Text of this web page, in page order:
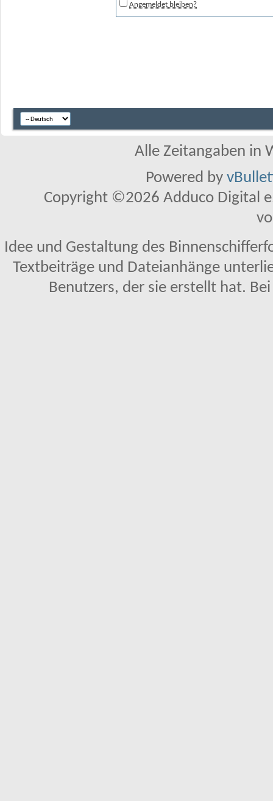
Angemeldet bleiben?
Alle Zeitangaben in
Powered by
Copyright ©2026 Adduco Digital
Idee und Gestaltung des
Textbeiträge und Dateianhänge
Benutzers, der sie erstellt hat.